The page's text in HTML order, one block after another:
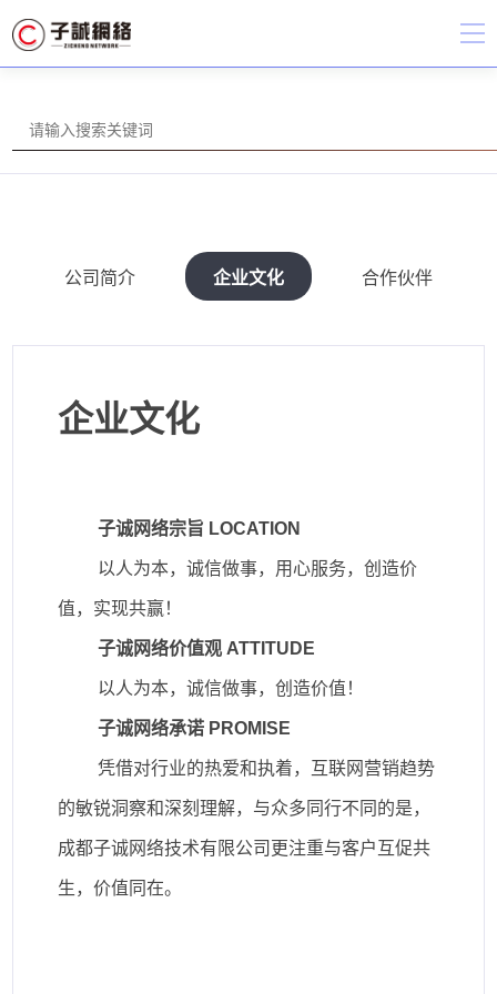
公司简介 企业文化 合作伙伴
企业文化
子诚网络宗旨 LOCATION
以人为本，诚信做事，用心服务，创造价
值，实现共赢！
子诚网络价值观 ATTITUDE
以人为本，诚信做事，创造价值！
子诚网络承诺 PROMISE
凭借对行业的热爱和执着，互联网营销趋势
的敏锐洞察和深刻理解，与众多同行不同的是，
成都子诚网络技术有限公司更注重与客户互促共
生，价值同在。